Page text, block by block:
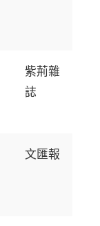
紫荊雜
誌
文匯報